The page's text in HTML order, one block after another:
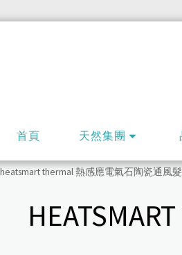
首頁 天然集團
heatsmart thermal 熱感應電氣石陶瓷通風